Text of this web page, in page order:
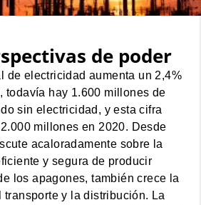
de poder
de electricidad aumenta un 2,4%
todavía hay 1.600 millones de
sin electricidad, y esta cifra
millones en 2020. Desde
acaloradamente sobre la
y segura de producir
los apagones, también crece la
transporte y la distribución. La